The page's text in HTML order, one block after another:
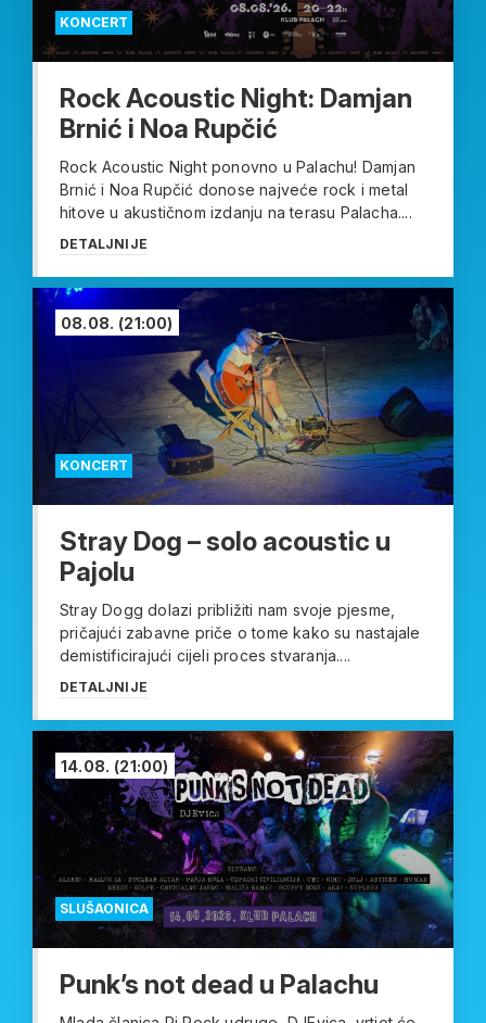
KONCERT
Rock Acoustic Night: Damjan
Brnić i Noa Rupčić
Rock Acoustic Night ponovno u Palachu! Damjan
Brnić i Noa Rupčić donose najveće rock i metal
hitove u akustičnom izdanju na terasu Palacha....
DETALJNIJE
KONCERT
08.08. (21:00)
Stray Dog – solo acoustic u
Pajolu
Stray Dogg dolazi približiti nam svoje pjesme,
pričajući zabavne priče o tome kako su nastajale
demistificirajući cijeli proces stvaranja....
DETALJNIJE
SLUŠAONICA
14.08. (21:00)
Punk’s not dead u Palachu